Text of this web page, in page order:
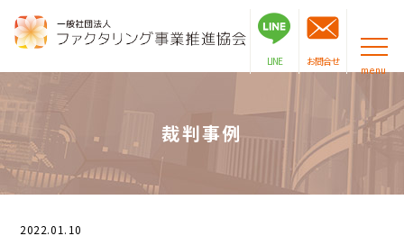
LINE お問合せ
menu
裁判事例
2022.01.10